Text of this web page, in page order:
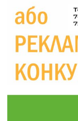
28 лип
Житлові
підтримка
10:36
28 лип
Валентина
Перемогу